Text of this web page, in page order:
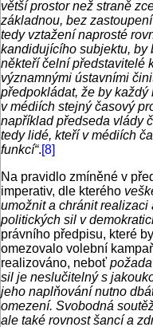
větší prostor než straně
základnou, bez
tedy vztažení naprosté
kandidujícího subjektu, by
někteří čelní představitelé
významnými ústavními
předpokládat, že by
v médiích stejný časový
například předseda vlády
tedy lidé, kteří v médiích
funkcí“.[8]
Na pravidlo zmíněné v
imperativ, dle kterého
umožnit a chránit
politických sil v
právního předpisu, které
omezovalo volební
realizováno, neboť
sil je neslučitelný s
jeho naplňování nutno
omezení. Svobodná
ale také rovnost šancí a